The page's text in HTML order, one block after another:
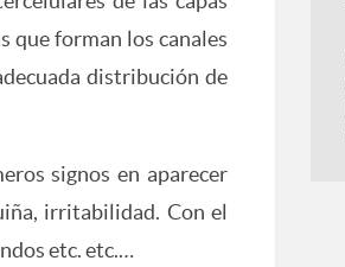
que forman los canales
distribución de
signos en aparecer
irritabilidad. Con el
etc. etc.…